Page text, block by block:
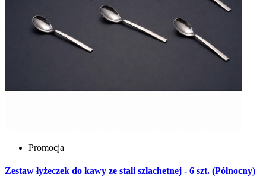
Promocja
Zestaw łyżeczek do kawy ze stali szlachetnej - 6 szt. (Północny)